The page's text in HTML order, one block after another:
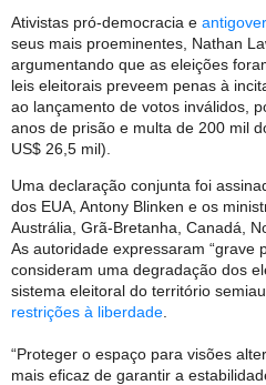
Ativistas pró-democracia e
seus mais proeminentes, Nathan
argumentando que as eleições
leis eleitorais preveem penas à
ao lançamento de votos inválidos,
anos de prisão e multa de 200 mil
US$ 26,5 mil).
Uma declaração conjunta foi
dos EUA, Antony Blinken e os
Austrália, Grã-Bretanha, Canadá,
As autoridade expressaram “grave
consideram uma degradação dos
sistema eleitoral do território
restrições à liberdade
“Proteger o espaço para visões
mais eficaz de garantir a